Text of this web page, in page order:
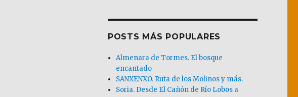
POSTS MÁS POPULARES
Almenara de Tormes. El bosque
encantado
SANXENXO. Ruta de los Molinos y más.
Soria. Desde El Cañón de Río Lobos a